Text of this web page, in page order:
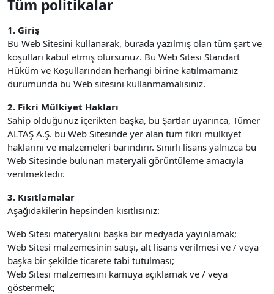
Tüm politikalar
1. Giriş
Bu Web Sitesini kullanarak, burada yazılmış olan tüm şart ve
koşulları kabul etmiş olursunuz. Bu Web Sitesi Standart
Hüküm ve Koşullarından herhangi birine katılmamanız
durumunda bu Web sitesini kullanmamalısınız.
2. Fikri Mülkiyet Hakları
Sahip olduğunuz içerikten başka, bu Şartlar uyarınca, Tümer
ALTAŞ A.Ş. bu Web Sitesinde yer alan tüm fikri mülkiyet
haklarını ve malzemeleri barındırır. Sınırlı lisans yalnızca bu
Web Sitesinde bulunan materyali görüntüleme amacıyla
verilmektedir.
3. Kısıtlamalar
Aşağıdakilerin hepsinden kısıtlısınız:
Web Sitesi materyalini başka bir medyada yayınlamak;
Web Sitesi malzemesinin satışı, alt lisans verilmesi ve / veya
başka bir şekilde ticarete tabi tutulması;
Web Sitesi malzemesini kamuya açıklamak ve / veya
göstermek;